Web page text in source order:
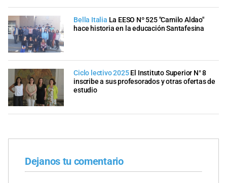
Bella Italia La EESO Nº 525 "Camilo Aldao"
hace historia en la educación Santafesina
Ciclo lectivo 2025 El Instituto Superior N° 8
inscribe a sus profesorados y otras ofertas de
estudio
Dejanos tu comentario